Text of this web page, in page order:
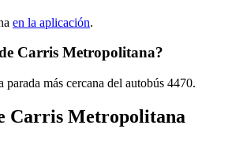
en la aplicación.
Carris Metropolitana?
más cercana del autobús 4470.
Carris Metropolitana